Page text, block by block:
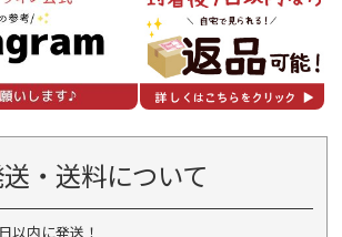
・送料について
以内に発送！